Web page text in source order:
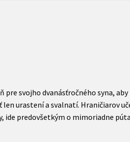
svojho dvanásťročného syna,
urastení a svalnatí. Hraničiarov
ide predovšetkým o mimoriadne